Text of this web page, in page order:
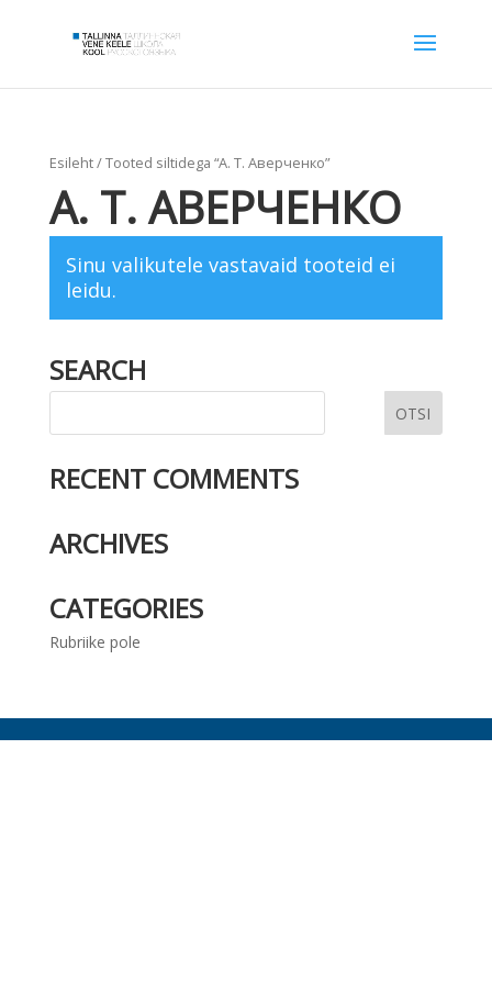
Esileht/ Tooted siltidega “А. Т. Аверченко”
А. Т. АВЕРЧЕНКО
Sinu valikutele vastavaid tooteid ei
leidu.
SEARCH
RECENT COMMENTS
ARCHIVES
CATEGORIES
Rubriike pole